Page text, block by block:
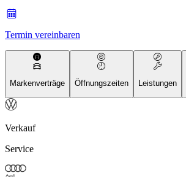
Termin vereinbaren
Markenverträge Öffnungszeiten Leistungen
Verkauf
Service